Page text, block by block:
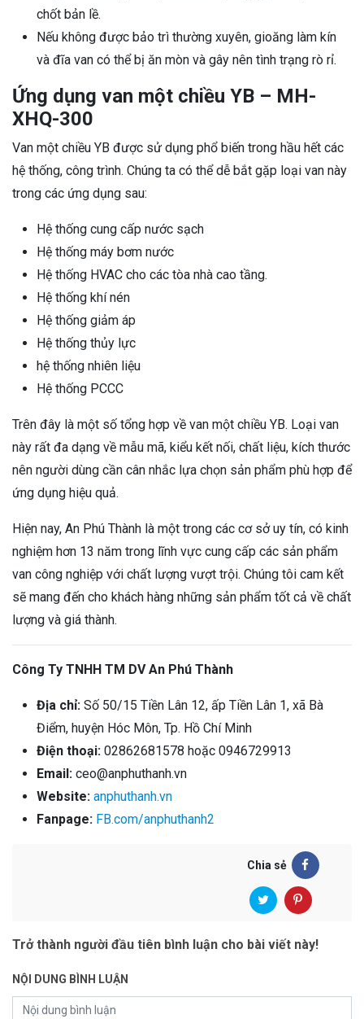
chốt bản lề.
Nếu không được bảo trì thường xuyên, gioăng làm kín
và đĩa van có thể bị ăn mòn và gây nên tình trạng rò rỉ.
Ứng dụng van một chiều YB – MH-
XHQ-300
Van một chiều YB được sử dụng phổ biến trong hầu hết các
hệ thống, công trình. Chúng ta có thể dễ bắt gặp loại van này
trong các ứng dụng sau:
Hệ thống cung cấp nước sạch
Hệ thống máy bơm nước
Hệ thống HVAC cho các tòa nhà cao tầng.
Hệ thống khí nén
Hệ thống giảm áp
Hệ thống thủy lực
hệ thống nhiên liệu
Hệ thống PCCC
Trên đây là một số tổng hợp về van một chiều YB. Loại van
này rất đa dạng về mẫu mã, kiểu kết nối, chất liệu, kích thước
nên người dùng cần cân nhắc lựa chọn sản phẩm phù hợp để
ứng dụng hiệu quả.
Hiện nay, An Phú Thành là một trong các cơ sở uy tín, có kinh
nghiệm hơn 13 năm trong lĩnh vực cung cấp các sản phẩm
van công nghiệp với chất lượng vượt trội. Chúng tôi cam kết
sẽ mang đến cho khách hàng những sản phẩm tốt cả về chất
lượng và giá thành.
Công Ty TNHH TM DV An Phú Thành
Địa chỉ: Số 50/15 Tiền Lân 12, ấp Tiền Lân 1, xã Bà
Điểm, huyện Hóc Môn, Tp. Hồ Chí Minh
Điện thoại: 02862681578 hoặc 0946729913
Email: ceo@anphuthanh.vn
Website: anphuthanh.vn
Fanpage: FB.com/anphuthanh2
Chia sẻ
Trở thành người đầu tiên bình luận cho bài viết này!
NỘI DUNG BÌNH LUẬN